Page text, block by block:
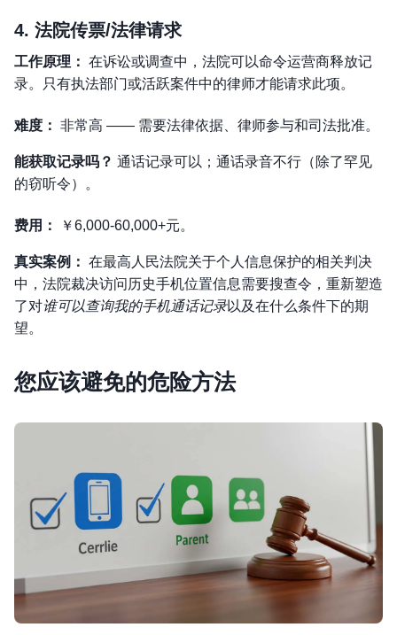
4. 法院传票/法律请求
工作原理： 在诉讼或调查中，法院可以命令运营商释放记
录。只有执法部门或活跃案件中的律师才能请求此项。
难度： 非常高 —— 需要法律依据、律师参与和司法批准。
能获取记录吗？ 通话记录可以；通话录音不行（除了罕见
的窃听令）。
费用： ￥6,000-60,000+元。
真实案例： 在最高人民法院关于个人信息保护的相关判决
中，法院裁决访问历史手机位置信息需要搜查令，重新塑造
了对谁可以查询我的手机通话记录以及在什么条件下的期
望。
您应该避免的危险方法